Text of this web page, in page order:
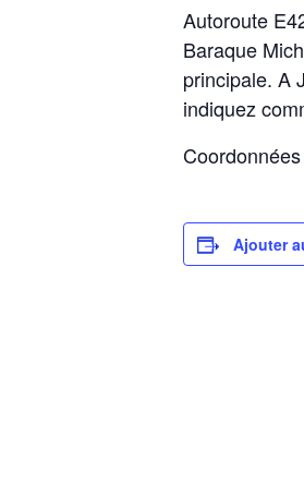
Autoroute
Baraque
principale. A
indiquez
Ajouter